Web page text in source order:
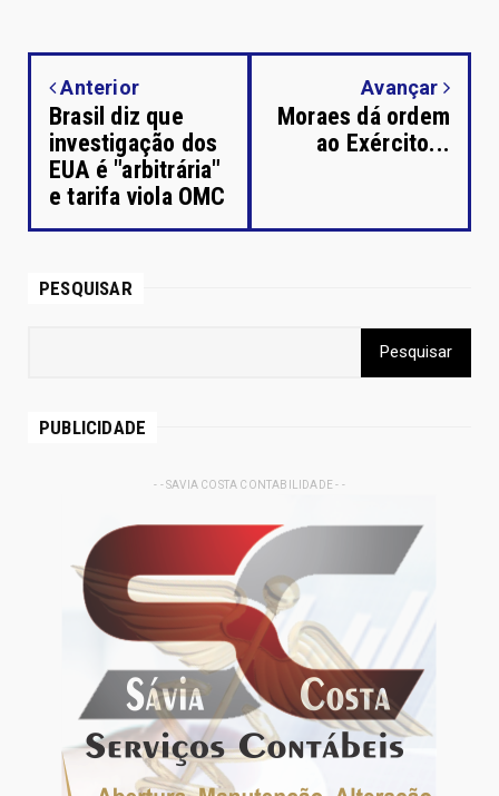
Anterior
Brasil diz que
investigação dos
EUA é "arbitrária"
e tarifa viola OMC
Avançar
Moraes dá ordem
ao Exército...
PESQUISAR
PUBLICIDADE
- - SAVIA COSTA CONTABILIDADE - -